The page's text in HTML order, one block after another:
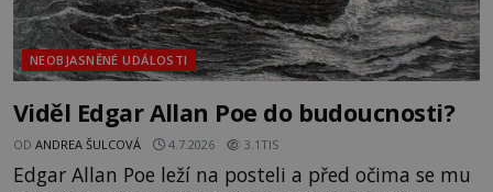
NEOBJASNĚNÉ UDÁLOSTI
Viděl Edgar Allan Poe do budoucnosti?
OD ANDREA ŠULCOVÁ 4.7.2026 3.1TIS
Edgar Allan Poe leží na posteli a před očima se mu